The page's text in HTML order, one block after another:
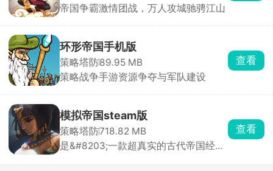
帝国争霸激情团战，万人攻城驰骋江山
环形帝国手机版
策略塔防89.95 MB
策略战争手游资源争夺与军队建设
查看
模拟帝国steam版
策略塔防718.82 MB
是&#8203;一款超真实的古代帝国经营
查看